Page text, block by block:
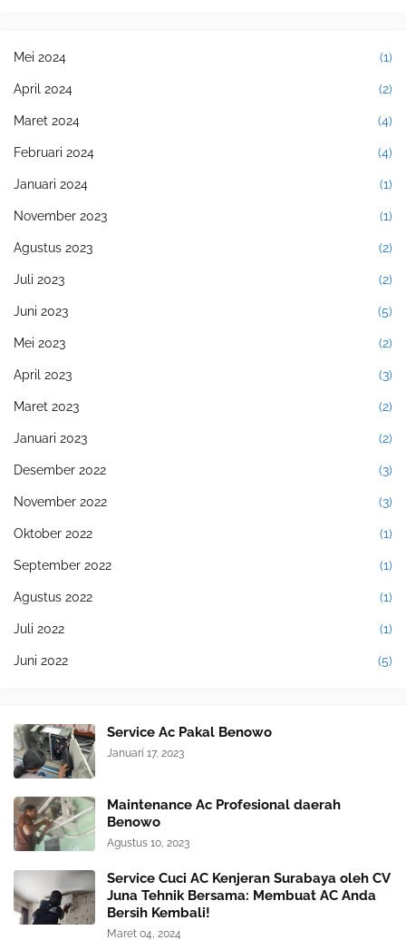
Mei 2024 (1)
April 2024 (2)
Maret 2024 (4)
Februari 2024 (4)
Januari 2024 (1)
November 2023 (1)
Agustus 2023 (2)
Juli 2023 (2)
Juni 2023 (5)
Mei 2023 (2)
April 2023 (3)
Maret 2023 (2)
Januari 2023 (2)
Desember 2022 (3)
November 2022 (3)
Oktober 2022 (1)
September 2022 (1)
Agustus 2022 (1)
Juli 2022 (1)
Juni 2022 (5)
Service Ac Pakal Benowo
Januari 17, 2023
Maintenance Ac Profesional daerah
Benowo
Agustus 10, 2023
Service Cuci AC Kenjeran Surabaya oleh CV
Juna Tehnik Bersama: Membuat AC Anda
Bersih Kembali!
Maret 04, 2024